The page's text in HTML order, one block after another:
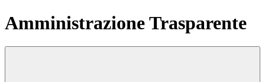
Amministrazione Trasparente